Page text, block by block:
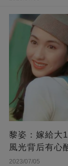
黎姿：嫁給大
風光背后有心
2023/07/05